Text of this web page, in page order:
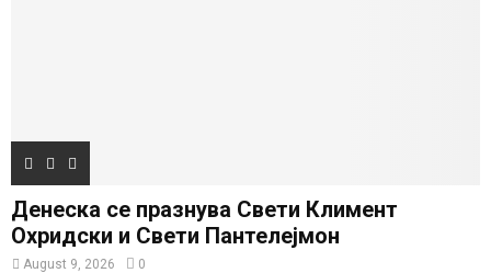
Денеска се празнува Свети Климент
Охридски и Свети Пантелејмон
August 9, 2026 0